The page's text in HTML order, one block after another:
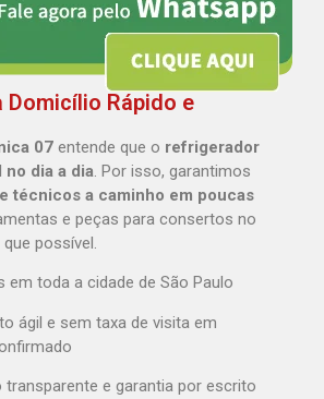
Domicílio Rápido e
07 entende que o refrigerador
dia a dia. Por isso, garantimos
técnicos a caminho em poucas
e peças para consertos no
possível.
em toda a cidade de São Paulo
ágil e sem taxa de visita em
transparente e garantia por escrito